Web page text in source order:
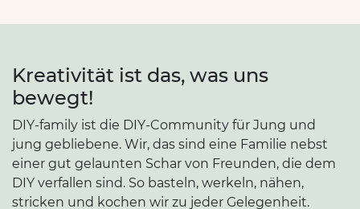
Kreativität ist das, was uns
bewegt!
DIY-family ist die DIY-Community für Jung und
jung gebliebene. Wir, das sind eine Familie nebst
einer gut gelaunten Schar von Freunden, die dem
DIY verfallen sind. So basteln, werkeln, nähen,
stricken und kochen wir zu jeder Gelegenheit.